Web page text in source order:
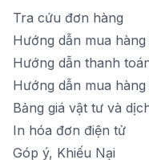
Tra cứu đơn hàng
Hướng dẫn mua
Hướng dẫn thanh
Hướng dẫn mua
Bảng giá vật tư và
In hóa đơn điện tử
Góp ý, Khiếu Nại